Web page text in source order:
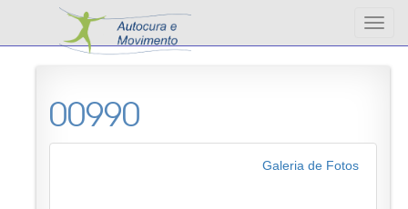
00990
Galeria de Fotos